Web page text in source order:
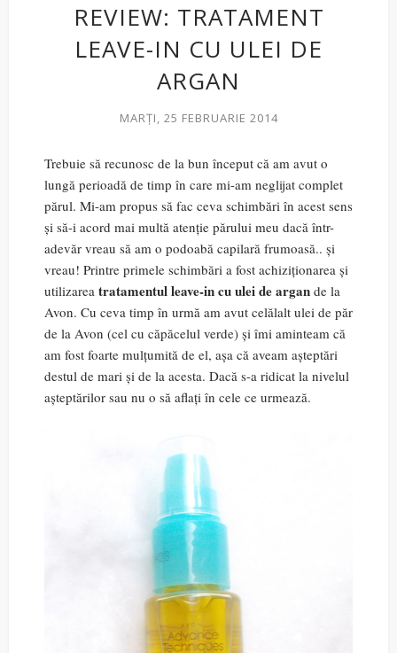
REVIEW: TRATAMENT
LEAVE-IN CU ULEI DE
ARGAN
MARȚI, 25 FEBRUARIE 2014
Trebuie să recunosc de la bun început că am avut o
lungă perioadă de timp în care mi-am neglijat complet
părul. Mi-am propus să fac ceva schimbări în acest sens
și să-i acord mai multă atenție părului meu dacă într-
adevăr vreau să am o podoabă capilară frumoasă.. și
vreau! Printre primele schimbări a fost achiziționarea și
utilizarea tratamentul leave-in cu ulei de argan de la
Avon. Cu ceva timp în urmă am avut celălalt ulei de păr
de la Avon (cel cu căpăcelul verde) și îmi aminteam că
am fost foarte mulțumită de el, așa că aveam așteptări
destul de mari și de la acesta. Dacă s-a ridicat la nivelul
așteptărilor sau nu o să aflați în cele ce urmează.